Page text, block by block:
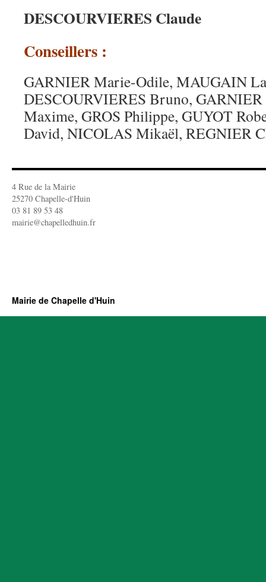
DESCOURVIERES Claude
Conseillers :
GARNIER Marie-Odile, MAUGAIN
DESCOURVIERES Bruno, GARNIER
Maxime, GROS Philippe, GUYOT
David, NICOLAS Mikaël, REGNIER
4 Rue de la Mairie
25270 Chapelle-d'Huin
03 81 89 53 48
mairie@chapelledhuin.fr
Mairie de Chapelle d'Huin